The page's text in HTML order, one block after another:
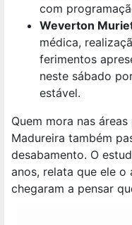
com
Weverton
médica,
ferimentos
neste sábado
estável.
Quem mora nas
Madureira também
desabamento. O
anos, relata que ele
chegaram a pensar